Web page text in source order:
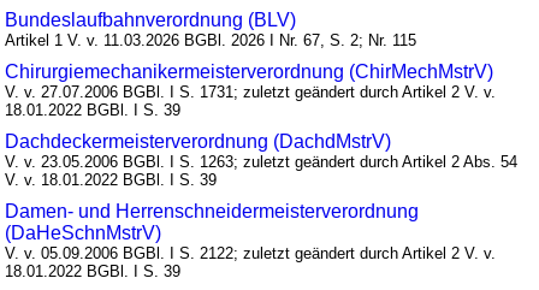
Bundeslaufbahnverordnung (BLV)
Artikel 1 V. v. 11.03.2026 BGBl. 2026 I Nr. 67, S. 2; Nr. 115
Chirurgiemechanikermeisterverordnung (ChirMechMstrV)
V. v. 27.07.2006 BGBl. I S. 1731; zuletzt geändert durch Artikel 2 V. v.
18.01.2022 BGBl. I S. 39
Dachdeckermeisterverordnung (DachdMstrV)
V. v. 23.05.2006 BGBl. I S. 1263; zuletzt geändert durch Artikel 2 Abs. 54
V. v. 18.01.2022 BGBl. I S. 39
Damen- und Herrenschneidermeisterverordnung
(DaHeSchnMstrV)
V. v. 05.09.2006 BGBl. I S. 2122; zuletzt geändert durch Artikel 2 V. v.
18.01.2022 BGBl. I S. 39